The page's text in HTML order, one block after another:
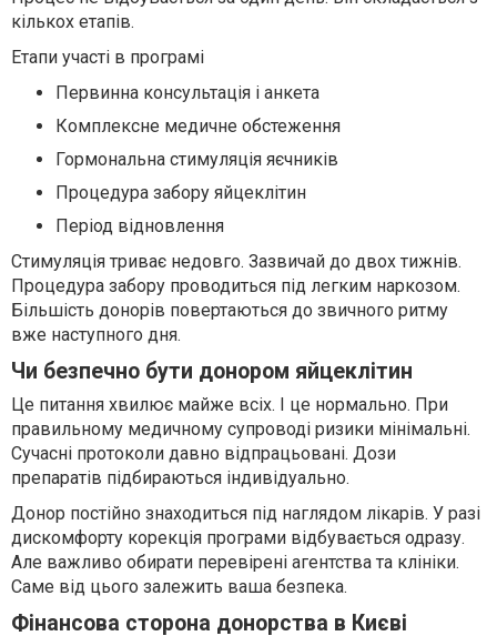
кількох етапів.
Етапи участі в програмі
Первинна консультація і анкета
Комплексне медичне обстеження
Гормональна стимуляція яєчників
Процедура забору яйцеклітин
Період відновлення
Стимуляція триває недовго. Зазвичай до двох тижнів.
Процедура забору проводиться під легким наркозом.
Більшість донорів повертаються до звичного ритму
вже наступного дня.
Чи безпечно бути донором яйцеклітин
Це питання хвилює майже всіх. І це нормально. При
правильному медичному супроводі ризики мінімальні.
Сучасні протоколи давно відпрацьовані. Дози
препаратів підбираються індивідуально.
Донор постійно знаходиться під наглядом лікарів. У разі
дискомфорту корекція програми відбувається одразу.
Але важливо обирати перевірені агентства та клініки.
Саме від цього залежить ваша безпека.
Фінансова сторона донорства в Києві